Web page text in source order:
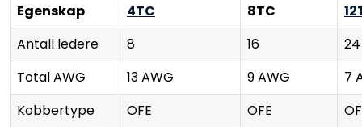
Egenskap 4TC 8TC
Antall ledere
8 16
24
Total AWG
13 AWG 9 AWG
7
Kobbertype
OFE OFE